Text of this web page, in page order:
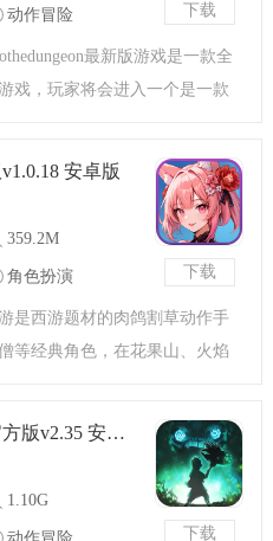
下载
动作冒险
最新版游戏是一款全
戏，玩家将会进入一个是一款
心躲避，还有不知道什么时候
下载
安卓版
359.2M
角色扮演
是西游题材的肉鸽割草动作手
等经典角色，在花果山、火焰
快，解压又有策略，碎片时间
下载
阿比斯少年冒险团官方版v2.35 安卓版
1.10G